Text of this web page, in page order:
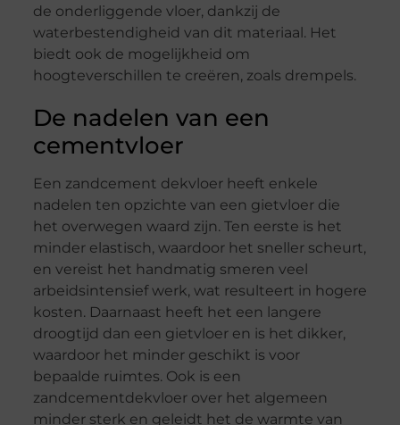
de onderliggende vloer, dankzij de
waterbestendigheid van dit materiaal. Het
biedt ook de mogelijkheid om
hoogteverschillen te creëren, zoals drempels.
De nadelen van een
cementvloer
Een zandcement dekvloer heeft enkele
nadelen ten opzichte van een gietvloer die
het overwegen waard zijn. Ten eerste is het
minder elastisch, waardoor het sneller scheurt,
en vereist het handmatig smeren veel
arbeidsintensief werk, wat resulteert in hogere
kosten. Daarnaast heeft het een langere
droogtijd dan een gietvloer en is het dikker,
waardoor het minder geschikt is voor
bepaalde ruimtes. Ook is een
zandcementdekvloer over het algemeen
minder sterk en geleidt het de warmte van